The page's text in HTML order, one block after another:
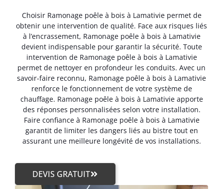
Choisir Ramonage poêle à bois à Lamativie permet de
obtenir une intervention de qualité. Face aux risques liés
à l’encrassement, Ramonage poêle à bois à Lamativie
devient indispensable pour garantir la sécurité. Toute
intervention de Ramonage poêle à bois à Lamativie
permet de nettoyer en profondeur les conduits. Avec un
savoir-faire reconnu, Ramonage poêle à bois à Lamativie
renforce le fonctionnement de votre système de
chauffage. Ramonage poêle à bois à Lamativie apporte
des réponses personnalisées selon votre installation.
Faire confiance à Ramonage poêle à bois à Lamativie
garantit de limiter les dangers liés au bistre tout en
assurant une meilleure longévité de vos installations.
DEVIS GRATUIT